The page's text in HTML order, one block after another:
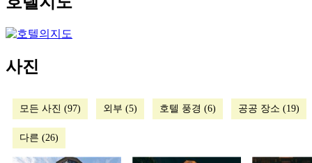
사진
모든 사진 (97) 외부 (5) 호텔 풍경 (6) 공공 장소 (19)
다른 (26)